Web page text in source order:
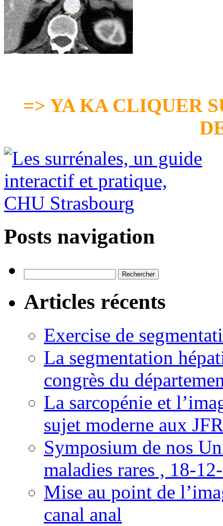
=> YA KA CLIQUER
Posts navigation
Articles récents
Exercise de
La segmentation
congrès du
La sarcopénie et
sujet moderne aux
Symposium de nos
maladies rares , 18-
Mise au point de
canal anal